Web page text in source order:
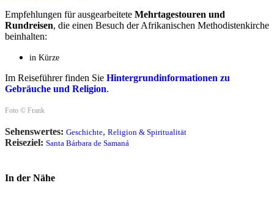
Empfehlungen für ausgearbeitete Mehrtagestouren und
Rundreisen, die einen Besuch der Afrikanischen Methodistenkirche
beinhalten:
in Kürze
Im Reiseführer finden Sie Hintergrundinformationen zu
Gebräuche und Religion.
Foto © Frank
Sehenswertes: Geschichte, Religion & Spiritualität
Reiseziel: Santa Bárbara de Samaná
In der Nähe